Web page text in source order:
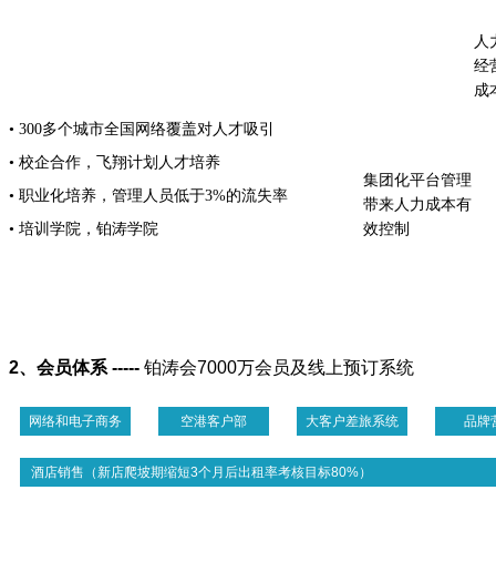
• 300多个城市全国网络覆盖对人才吸引
• 校企合作，飞翔计划人才培养
• 职业化培养，管理人员低于3%的流失率
• 培训学院，铂涛学院
人
经
成
集团化平台管理
带来人力成本有
效控制
2、会员体系 ----- 铂涛会7000万会员及线上预订系统
网络和电子商务 空港客户部 大客户差旅系统 品牌
酒店销售（新店爬坡期缩短3个月后出租率考核目标80%）